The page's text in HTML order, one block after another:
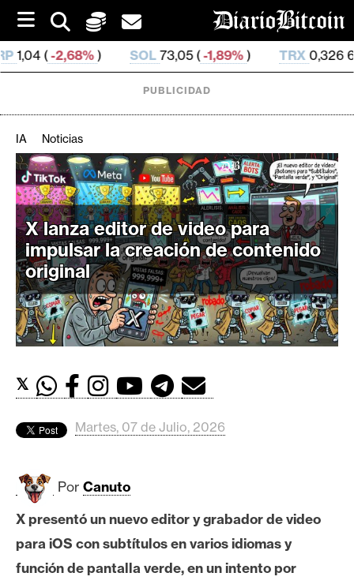
i
p
t
o
SOL73,05 (-1,89%) TRX0,326 639 ( -0,35%)
C
r
i
p
t
o
M
e
r
d
s
B
t
c
o
PUBLICIDAD
IA Noticias
X lanza editor de video para
impulsar la creación de contenido
original
𝕏
Martes, 07 de Julio, 2026
Por Canuto
X presentó un nuevo editor y grabador de video
para iOS con subtítulos en varios idiomas y
función de pantalla verde, en un intento por